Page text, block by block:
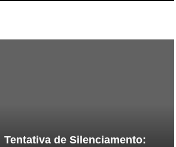
Tentativa de Silenciamento: